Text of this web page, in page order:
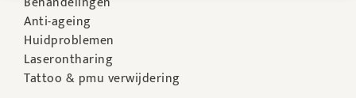
Anti-ageing
Huidproblemen
Laserontharing
Tattoo & pmu verwijdering